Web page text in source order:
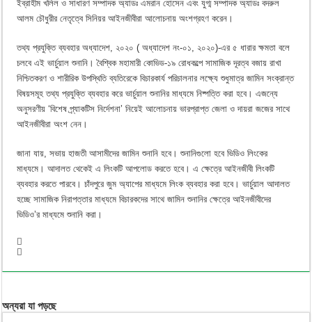
ইব্রাহীম খলিল ও সাধারণ সম্পাদক অ্যাডঃ এমরান হোসেন এবং যুগ্ম সম্পাদক অ্যাডঃ বদরুল
আলম চৌধুরীর নেতৃত্বে সিনিয়র আইনজীবীরা আলোচনায় অংশগ্রহণ করেন।
তথ্য প্রযুক্তি ব্যবহার অধ্যাদেশ, ২০২০ ( অধ্যাদেশ নং-০১, ২০২০)-এর ৫ ধারার ক্ষমতা বলে
চলবে এই ভার্চুয়াল শুনানি। বৈশি্বক মহামারী কোভিড-১৯ রোধকল্পে সামাজিক দূরত্ব বজায় রাখা
নিশ্চিতকরণ ও শারীরিক উপস্থিতি ব্যতিরেকে বিচারকার্য পরিচালনার লক্ষ্যে শুধুমাত্র জামিন সংক্রান্ত
বিষয়সমূহ তথ্য প্রযুক্তি ব্যবহার করে ভার্চুয়াল শুনানির মাধ্যমে নিষ্পত্তি করা হবে। এজন্যে
অনুসরণীয় ‘বিশেষ প্র্যাকটিস নির্দেশনা’ নিয়েই আলোচনায় ভারপ্রাপ্ত জেলা ও দায়রা জজের সাথে
আইনজীবীরা অংশ নেন।
জানা যায়, সভায় হাজতী আসামীদের জামিন শুনানি হবে। শুনানিগুলো হবে ভিডিও লিংকের
মাধ্যমে। আদালত থেকেই এ লিংকটি আপলোড করতে হবে। এ ক্ষেত্রে আইনজীবী লিংকটি
ব্যবহার করতে পারবে। চাঁদপুরে জুম অ্যাপের মাধ্যমে লিংক ব্যবহার করা হবে। ভার্চুয়াল আদালত
হচ্ছে সামাজিক নিরাপত্তার মাধ্যমে বিচারকদের সাথে জামিন শুনানির ক্ষেত্রে আইনজীবীদের
ভিডিও’র মাধ্যমে শুনানি করা।
অন্যরা যা পড়ছে